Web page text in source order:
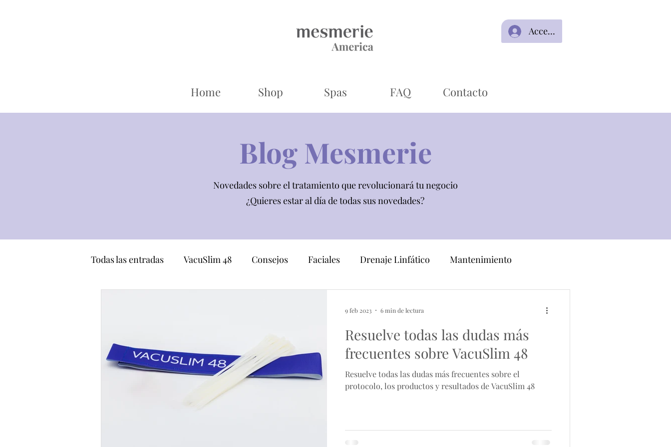
Acceso
Home Shop Spas FAQ Contacto
Blog Mesmerie
Novedades sobre el tratamiento que revolucionará tu negocio
¿Quieres estar al día de todas sus novedades?
Todas las entradas VacuSlim 48 Consejos Faciales Drenaje Linfático Mantenimiento
Resuelve todas las dudas más
frecuentes sobre VacuSlim 48
Resuelve todas las dudas más frecuentes sobre el
protocolo, los productos y resultados de VacuSlim 48
9 feb 2023 6 min de lectura